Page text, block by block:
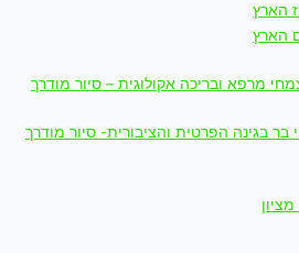
הארץ
הארץ
מרפא ובריכה אקולוגית – סיור מודרך
בר בגינה הפרטית והציבורית- סיור מודרך